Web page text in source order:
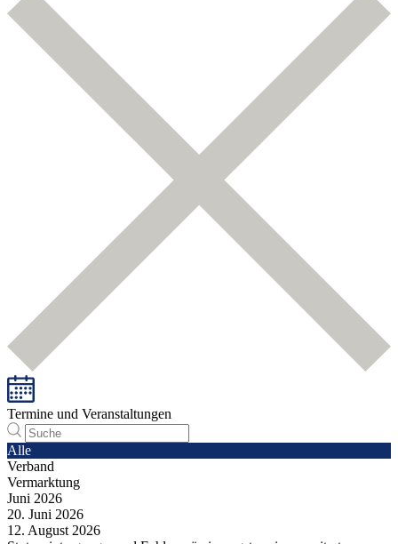
Termine und Veranstaltungen
Alle
Verband
Vermarktung
Juni 2026
20. Juni 2026
12. August 2026